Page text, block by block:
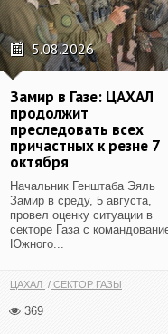
5.08.2026
Замир в Газе: ЦАХАЛ
продолжит
преследовать всех
причастных к резне 7
октября
Начальник Генштаба Эяль
Замир в среду, 5 августа,
провел оценку ситуации в
секторе Газа с
Южного...
ЦАХАЛ СЕКТОР ГАЗЫ
369